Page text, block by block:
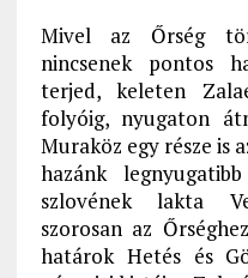
Mivel az Őrség
nincsenek pontos
terjed, keleten
folyóig, nyugaton
Muraköz egy része is
hazánk
szlovének lakta
szorosan az
határok Hetés és